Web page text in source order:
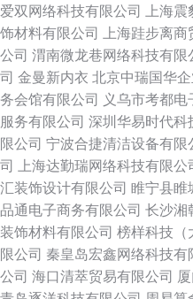
爱双网络科技有限公司
上海
饰材料有限公司
上海跬步离商
公司 渭南微龙巷网络科技有限
司 金曼新内衣 北京中瑞国华
务会馆有限公司
义乌市考都电
服务有限公司 深圳华易时代科
限公司 宁波合捷清洁设备有限
司
上海达勤瑞网络科技有限公
汇装饰设计有限公司 睢宁县睢
品通电子商务有限公司 长沙湘
装饰材料有限公司 榜样科技（
限公司 秦皇岛宏鑫网络科技有
公司 海口清萃贸易有限公司